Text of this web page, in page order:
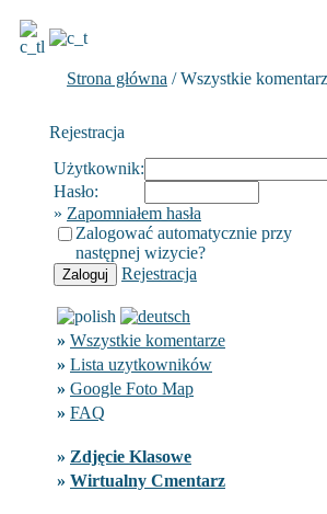
Strona główna / Wszystkie
Rejestracja
Użytkownik:
Hasło:
» Zapomniałem hasła
Zalogować automatycznie przy
następnej wizycie?
Rejestracja
» Wszystkie komentarze
» Lista uzytkowników
» Google Foto Map
» FAQ
» Zdjęcie Klasowe
» Wirtualny Cmentarz